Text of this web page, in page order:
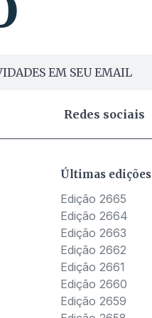
EM SEU EMAIL
Redes sociais
Últimas edições
Edição 2665
Edição 2664
Edição 2663
Edição 2662
Edição 2661
Edição 2660
Edição 2659